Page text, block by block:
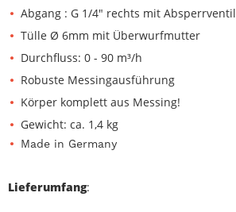
Abgang : G 1/4" rechts mit Absperrventil
Tülle Ø 6mm mit Überwurfmutter
Durchfluss: 0 - 90 m³/h
Robuste Messingausführung
Körper komplett aus Messing!
Gewicht: ca. 1,4 kg
Made in Germany
Lieferumfang: